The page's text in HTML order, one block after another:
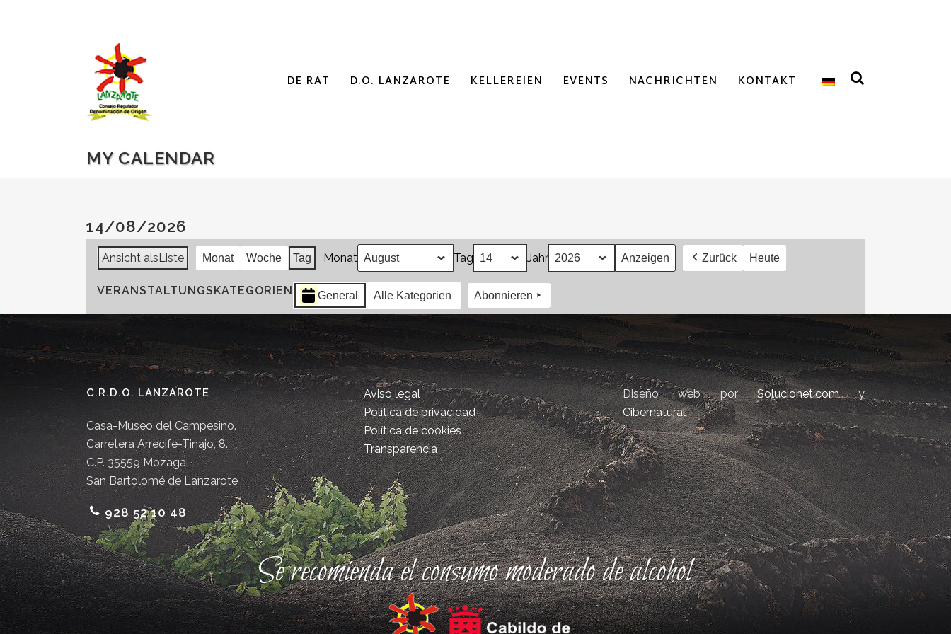
DE RAT D.O. LANZAROTE KELLEREIEN EVENTS NACHRICHTEN KONTAKT
MY CALENDAR
14/08/2026
Ansicht alsListe Monat Woche Tag Monat Tag Jahr Zurück Heute
VERANSTALTUNGSKATEGORIEN General Alle Kategorien Abonnieren
C.R.D.O. LANZAROTE
Casa-Museo del Campesino.
Carretera Arrecife-Tinajo, 8.
C.P. 35559 Mozaga
San Bartolomé de Lanzarote
928 52 10 48
Aviso legal
Política de privacidad
Política de cookies
Transparencia
Diseño web porSolucionet.comy
Cibernatural
Se recomienda el consumo moderado de alcohol